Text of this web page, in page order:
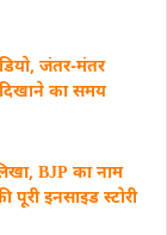
जंतर-मंतर
दिखाने का समय
BJP का नाम
इनसाइड स्‍टोरी